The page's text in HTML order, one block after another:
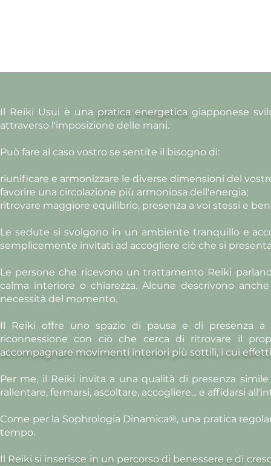
Il Reiki Usui è una pratica energetica giapponese
attraverso l'imposizione delle mani.
Può fare al caso vostro se sentite il bisogno di:
riunificare e armonizzare le diverse dimensioni del
favorire una circolazione più armoniosa dell'energia;
ritrovare maggiore equilibrio, presenza a voi stessi e
Le sedute si svolgono in un ambiente tranquillo e
semplicemente invitati ad accogliere ciò che si
Le persone che ricevono un trattamento Reiki
calma interiore o chiarezza. Alcune descrivono
necessità del momento.
Il Reiki offre uno spazio di pausa e di presenza a
riconnessione con ciò che cerca di ritrovare il
accompagnare movimenti interiori più sottili, i cui
Per me, il Reiki invita a una qualità di presenza
rallentare, fermarsi, ascoltare, accogliere... e affidarsi
Come per la Sophrologia Dinamica®, una pratica
tempo.
Il Reiki si inserisce in un percorso di benessere e di